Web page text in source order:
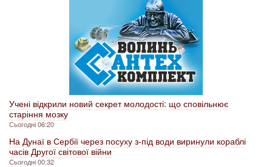
Учені відкрили новий секрет молодості: що сповільнює
старіння мозку
Сьогодні 06:20
На Дунаї в Сербії через посуху з-під води виринули кораблі
часів Другої світової війни
Сьогодні 00:32